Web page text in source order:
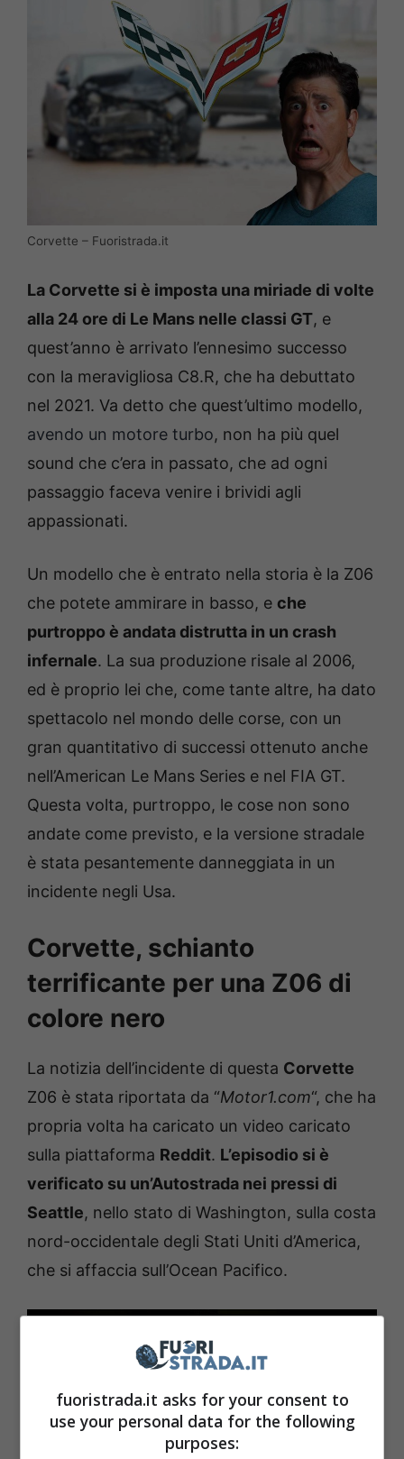
Corvette – Fuoristrada.it
La Corvette si è imposta una miriade di volte
alla 24 ore di Le Mans nelle classi GT, e
quest’anno è arrivato l’ennesimo successo
con la meravigliosa C8.R, che ha debuttato
nel 2021. Va detto che quest’ultimo modello,
avendo un motore turbo, non ha più quel
sound che c’era in passato, che ad ogni
passaggio faceva venire i brividi agli
appassionati.
Un modello che è entrato nella storia è la Z06
che potete ammirare in basso, e che
purtroppo è andata distrutta in un crash
infernale. La sua produzione risale al 2006,
ed è proprio lei che, come tante altre, ha dato
spettacolo nel mondo delle corse, con un
gran quantitativo di successi ottenuto anche
nell’American Le Mans Series e nel FIA GT.
Questa volta, purtroppo, le cose non sono
andate come previsto, e la versione stradale
è stata pesantemente danneggiata in un
incidente negli Usa.
Corvette, schianto
terrificante per una Z06 di
colore nero
La notizia dell’incidente di questa Corvette
Z06 è stata riportata da “Motor1.com“, che ha
propria volta ha caricato un video caricato
sulla piattaforma Reddit. L’episodio si è
verificato su un’Autostrada nei pressi di
Seattle, nello stato di Washington, sulla costa
nord-occidentale degli Stati Uniti d’America,
che si affaccia sull’Ocean Pacifico.
fuoristrada.it asks for your consent to
use your personal data for the following
purposes: